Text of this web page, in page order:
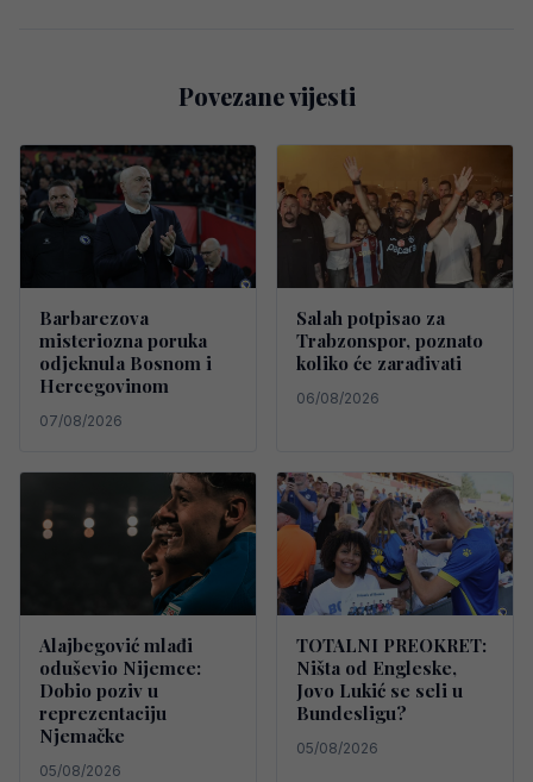
Povezane vijesti
Barbarezova
misteriozna poruka
odjeknula Bosnom i
Hercegovinom
07/08/2026
Salah potpisao za
Trabzonspor, poznato
koliko će zarađivati
06/08/2026
Alajbegović mlađi
oduševio Nijemce:
Dobio poziv u
reprezentaciju
Njemačke
05/08/2026
TOTALNI PREOKRET:
Ništa od Engleske,
Jovo Lukić se seli u
Bundesligu?
05/08/2026